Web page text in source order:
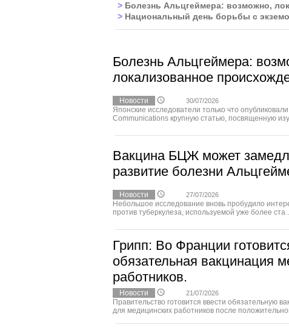
> Болезнь Альцгеймера: возможно,
> Национальный день борьбы с
Болезнь Альцгеймера:
локализованное
Новости 30/07/2026
Японские исследователи только что
Communications крупную статью, посвященную
Вакцина БЦЖ может
развитие болезни
Новости 27/07/2026
Небольшое исследование вновь пробудило
против туберкулеза, используемой уже более ста
Грипп: Во Франции
обязательная вакцинация
работников.
Новости 21/07/2026
Правительство готовится ввести обязательную
для медицинских работников после